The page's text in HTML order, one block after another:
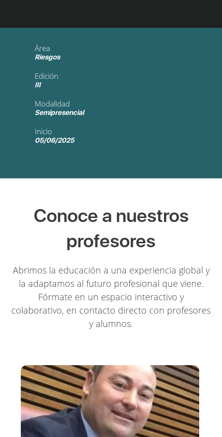
Área
Riesgos
Edición
III
Modalidad
Semipresencial
Inicio
05/06/2025
Conoce a nuestros
profesores
Abrimos la educación a una experiencia global y
la adaptamos al futuro profesional que viene.
Fórmate en un espacio interactivo y
colaborativo, en contacto directo con profesores
y alumnos.